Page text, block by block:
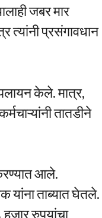
जबर मार
त्यांनी प्रसंगावधान
केले. मात्र,
तातडीने
आले.
यांना ताब्यात घेतले.
रुपयांचा